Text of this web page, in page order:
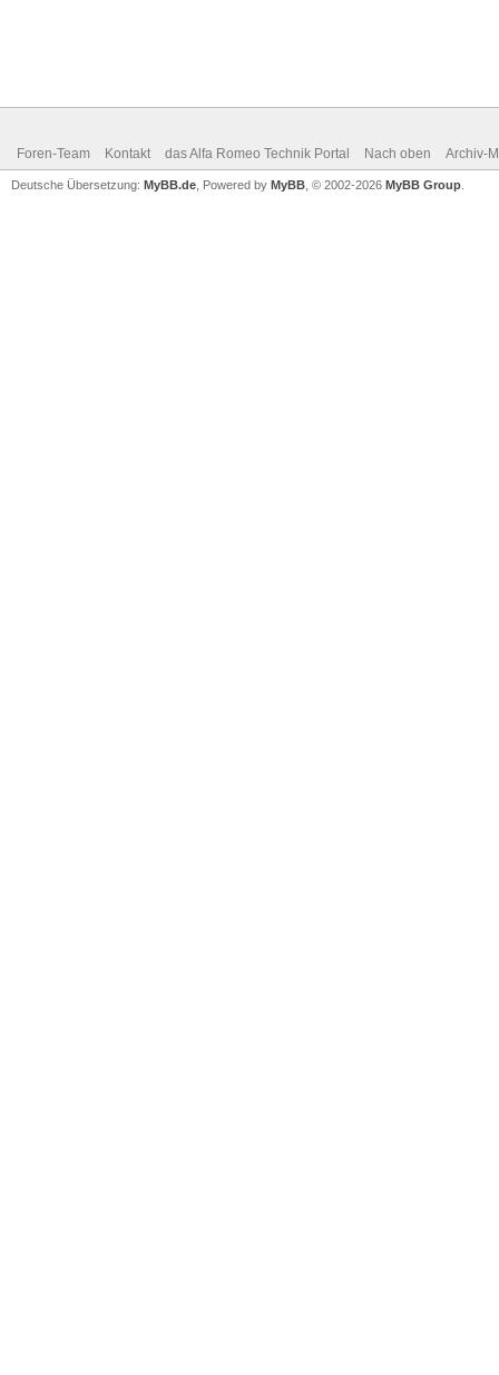
Foren-Team Kontakt das Alfa Romeo Technik Portal Nach oben Archiv-
Deutsche Übersetzung: MyBB.de , Powered by MyBB , © 2002-2026 MyBB Group